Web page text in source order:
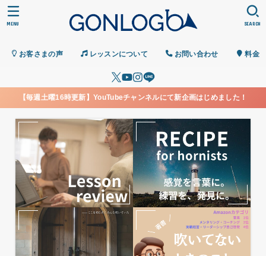
お客さまの声 レッスンについて お問い合わせ 料金
SEARCH
MENU
【毎週土曜16時更新】YouTubeチャンネルにて新企画はじめました！